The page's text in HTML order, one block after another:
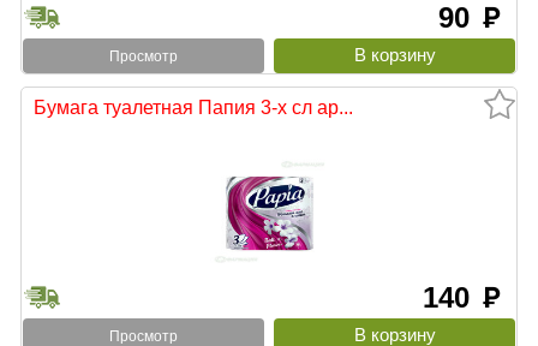
90 руб
Просмотр
Бумага туалетная Папия 3-х сл ар...
140 руб
Просмотр